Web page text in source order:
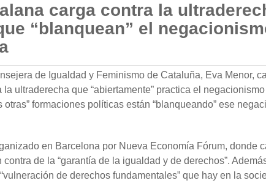
carga contra la
“blanquean” el
de Igualdad y Feminismo de Cataluña, Eva Menor,
la ultraderecha que “abiertamente” practica el
formaciones políticas están “blanqueando” ese
en Barcelona por Nueva Economía Fórum, donde
contra de la “garantía de la igualdad y de derechos”.
de derechos fundamentales” que hay en la